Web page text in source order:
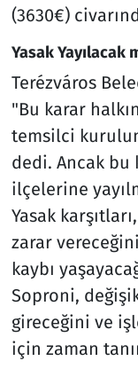
(3630€)
Yasak Yayılacak
Terézváros
"Bu karar
temsilci
dedi. Ancak bu
ilçelerine
Yasak
zarar
kaybı
Soproni,
gireceğini ve
için zaman